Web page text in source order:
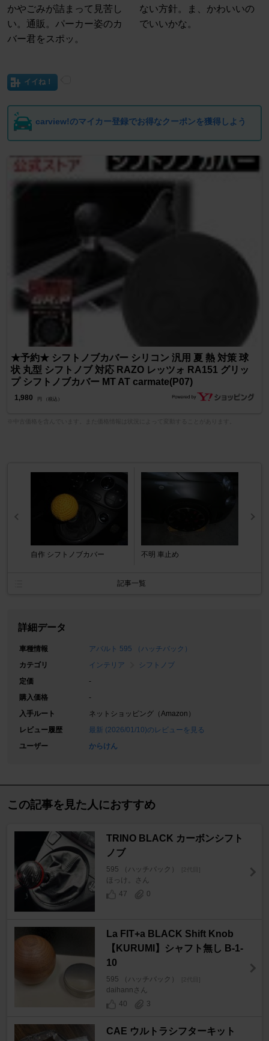
かやごみが詰まって見苦し
い。通販。パーカー姿のカ
バー君をスポッ。
ない方針。ま、かわいいの
でいいかな。
イイね！
carview!のマイカー登録でお得なクーポンを獲得しよう
★予約★ シフトノブカバー シリコン 汎用 夏 熱 対策 球
状 丸型 シフトノブ 対応 RAZO レッツォ RA151 グリッ
プ シフトノブカバー MT AT carmate(P07)
1,980 円 （税込）
自作 シフトノブカバー 不明 車止め
記事一覧
詳細データ
車種情報
アバルト 595 （ハッチバック）
カテゴリ
インテリア
シフトノブ
定価
-
購入価格
-
入手ルート
ネットショッピング（Amazon）
レビュー履歴
最新 (2026/01/10)のレビューを見る
ユーザー
からけん
この記事を見た人におすすめ
TRINO BLACK カーボンシフト
ノブ
595 （ハッチバック） [2代目]
ほっけ。さん
47
0
La FIT+a BLACK Shift Knob
【KURUMI】シャフト無し B-1-
10
595 （ハッチバック） [2代目]
daihannさん
40
3
CAE ウルトラシフターキット